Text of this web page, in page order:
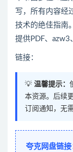
写，所有内容经
技术的绝佳指南。
提供PDF、azw3
链接：
💡 温馨提示：
本资源。后续
订阅通知，无
夸克网盘链接